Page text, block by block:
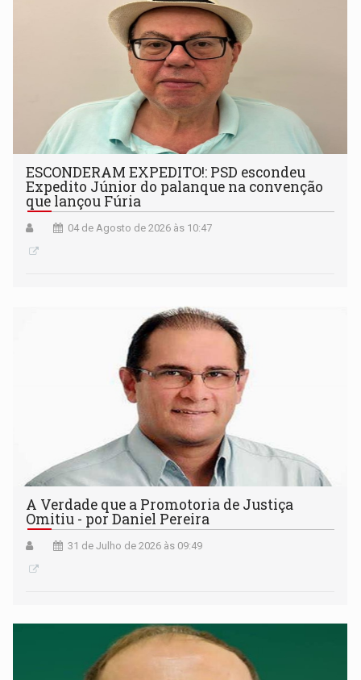
ESCONDERAM EXPEDITO!: PSD escondeu
Expedito Júnior do palanque na convenção
que lançou Fúria
04 de Agosto de 2026 às 10:47
A Verdade que a Promotoria de Justiça
Omitiu - por Daniel Pereira
31 de Julho de 2026 às 09:49